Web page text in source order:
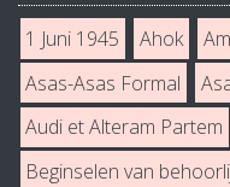
1 Juni 1945 Ahok
Asas-Asas Formal
Audi et Alteram Partem
Beginselen van